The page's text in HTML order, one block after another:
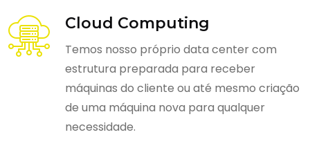
Cloud Computing
Temos nosso próprio data center com
estrutura preparada para receber
máquinas do cliente ou até mesmo criação
de uma máquina nova para qualquer
necessidade.